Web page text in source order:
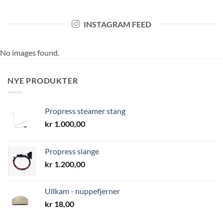
INSTAGRAM FEED
No images found.
NYE PRODUKTER
Propress steamer stang
kr 1.000,00
Propress slange
kr 1.200,00
Ullkam - nuppefjerner
kr 18,00